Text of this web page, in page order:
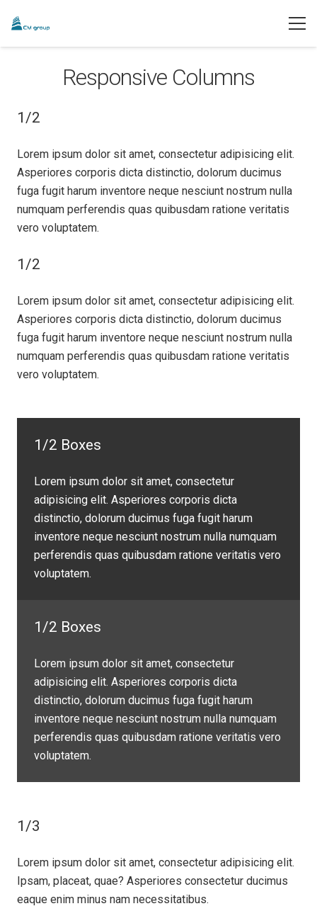
Responsive Columns
1/2
Lorem ipsum dolor sit amet, consectetur adipisicing elit.
Asperiores corporis dicta distinctio, dolorum ducimus
fuga fugit harum inventore neque nesciunt nostrum nulla
numquam perferendis quas quibusdam ratione veritatis
vero voluptatem.
1/2
Lorem ipsum dolor sit amet, consectetur adipisicing elit.
Asperiores corporis dicta distinctio, dolorum ducimus
fuga fugit harum inventore neque nesciunt nostrum nulla
numquam perferendis quas quibusdam ratione veritatis
vero voluptatem.
1/2 Boxes
Lorem ipsum dolor sit amet, consectetur
adipisicing elit. Asperiores corporis dicta
distinctio, dolorum ducimus fuga fugit harum
inventore neque nesciunt nostrum nulla numquam
perferendis quas quibusdam ratione veritatis vero
voluptatem.
1/2 Boxes
Lorem ipsum dolor sit amet, consectetur
adipisicing elit. Asperiores corporis dicta
distinctio, dolorum ducimus fuga fugit harum
inventore neque nesciunt nostrum nulla numquam
perferendis quas quibusdam ratione veritatis vero
voluptatem.
1/3
Lorem ipsum dolor sit amet, consectetur adipisicing elit.
Ipsam, placeat, quae? Asperiores consectetur ducimus
eaque enim minus nam necessitatibus.